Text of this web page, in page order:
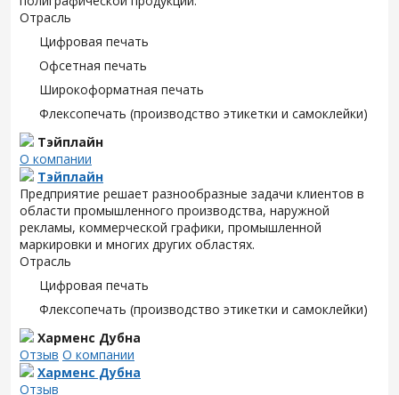
Отрасль
Цифровая печать
Офсетная печать
Широкоформатная печать
Флексопечать (производство этикетки и самоклейки)
Тэйплайн
О компании
Тэйплайн
Предприятие решает разнообразные задачи клиентов в
области промышленного производства, наружной
рекламы, коммерческой графики, промышленной
маркировки и многих других областях.
Отрасль
Цифровая печать
Флексопечать (производство этикетки и самоклейки)
Харменс Дубна
Отзыв О компании
Харменс Дубна
Отзыв